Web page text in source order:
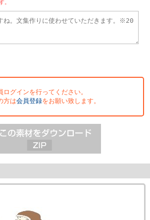
。
ログインを行ってください。
方は会員登録をお願い致します。